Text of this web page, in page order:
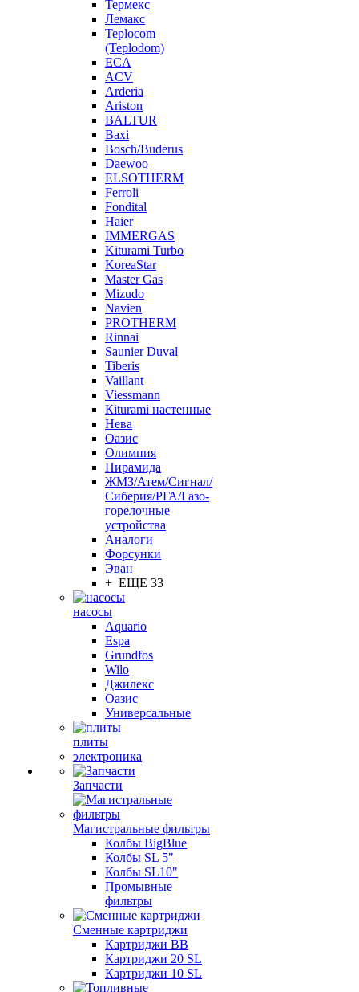
Термекс
Лемакс
Teplocom
(Teplodom)
ECA
ACV
Arderia
Ariston
BALTUR
Baxi
Bosch/Buderus
Daewoo
ELSOTHERM
Ferroli
Fondital
Haier
IMMERGAS
Kiturami Turbo
KoreaStar
Master Gas
Mizudo
Navien
PROTHERM
Rinnai
Saunier Duval
Tiberis
Vaillant
Viessmann
Кiturami настенные
Нева
Оазис
Олимпия
Пирамида
ЖМЗ/Атем/Сигнал/
Сиберия/РГА/Газо-
горелочные
устройства
Aналоги
Форсунки
Эван
+ ЕЩЕ 33
насосы
Aquario
Espa
Grundfos
Wilo
Джилекс
Оазис
Универсальные
плиты
электроника
Запчасти
Магистральные фильтры
Колбы BigBlue
Колбы SL 5"
Колбы SL10"
Промывные
фильтры
Сменные картриджи
Картриджи BB
Картриджи 20 SL
Картриджи 10 SL